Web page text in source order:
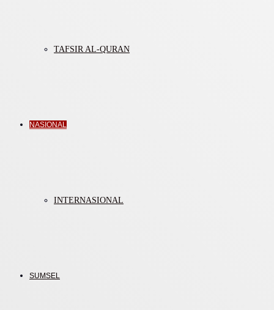
TAFSIR AL-QURAN
NASIONAL
INTERNASIONAL
SUMSEL